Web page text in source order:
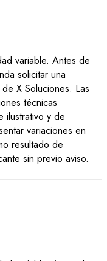
variable. Antes de
solicitar una
X Soluciones. Las
técnicas
ilustrativo y de
variaciones en
resultado de
sin previo aviso.